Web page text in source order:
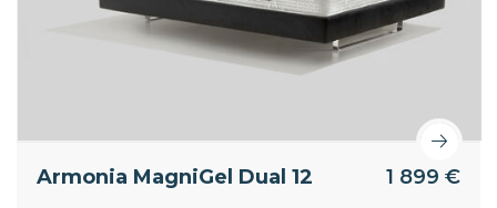
Armonia MagniGel Dual 12 1 899 €